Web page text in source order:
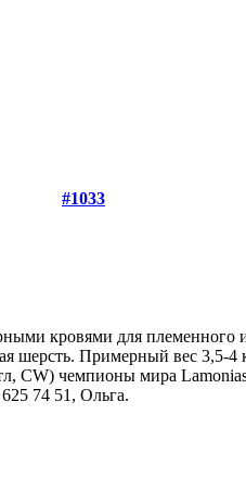
#1033
кровями для
шерсть. Примерный вес
чемпионы мира
74 51, Ольга.